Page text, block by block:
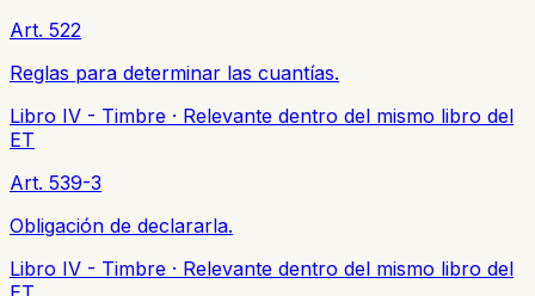
Art. 522
Reglas para determinar las cuantías.
Libro IV - Timbre · Relevante dentro del mismo libro del
ET
Art. 539-3
Obligación de declararla.
Libro IV - Timbre · Relevante dentro del mismo libro del